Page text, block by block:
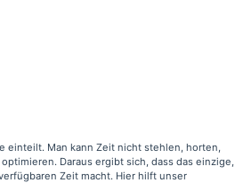
einteilt. Man kann Zeit nicht stehlen, horten,
Daraus ergibt sich, dass das einzige,
Zeit macht. Hier hilft unser